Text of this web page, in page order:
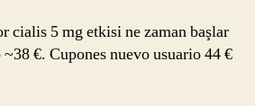
cialis 5 mg etkisi ne zaman başlar
€. Cupones nuevo usuario 44 €